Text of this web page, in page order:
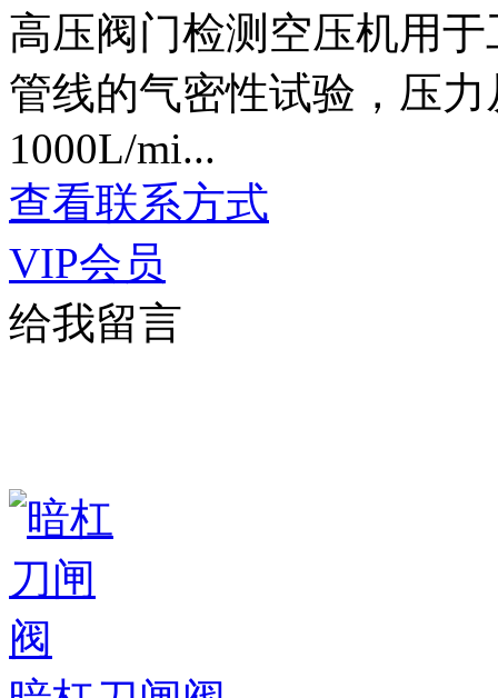
高压阀门检测空压机用
管线的气密性试验，压
1000L/mi...
查看联系方式
VIP会员
给我留言